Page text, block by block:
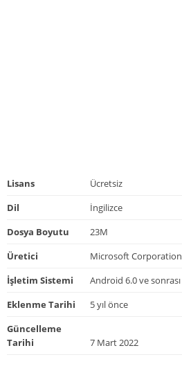
Lisans
Ücretsiz
Dil
İngilizce
Dosya Boyutu
23M
Üretici
Microsoft Corporation
İşletim Sistemi
Android 6.0 ve sonrası
Eklenme Tarihi
5 yıl önce
Güncelleme
Tarihi
7 Mart 2022